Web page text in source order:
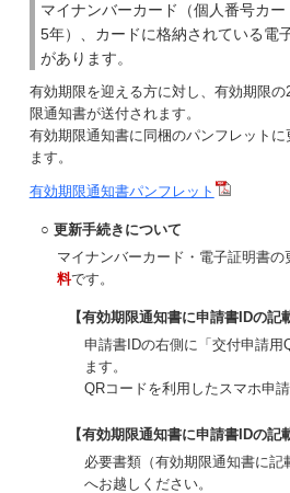
マイナンバーカード（個人番号カ
5年）、カードに格納されている電
があります。
有効期限を迎える方に対し、有効期限
限通知書が送付されます。
有効期限通知書に同梱のパンフレット
ます。
有効期限通知書パンフレット
○ 更新手続きについて
マイナンバーカード・電子証明書の
料です。
【有効期限通知書に申請書IDの記
申請書IDの右側に「交付申請用
ます。
QRコードを利用したスマホ申
【有効期限通知書に申請書IDの記
必要書類（有効期限通知書に記
へお越しください。